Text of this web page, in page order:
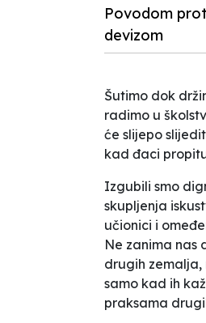
Povodom
devizom
Šutimo dok
radimo u
će slijepo
kad đaci
Izgubili smo
skupljenja
učionici i
Ne zanima nas
drugih zemalja,
samo kad ih
praksama